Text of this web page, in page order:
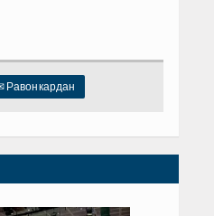
Равон кардан